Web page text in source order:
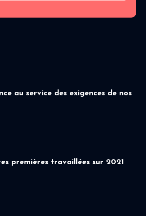
au service des exigences de nos
premières travaillées sur 2021